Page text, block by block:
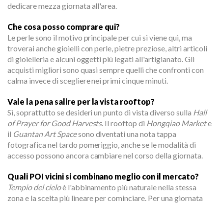
dedicare mezza giornata all'area.
Che cosa posso comprare qui?
Le perle sono il motivo principale per cui si viene qui, ma
troverai anche gioielli con perle, pietre preziose, altri articoli
di gioielleria e alcuni oggetti più legati all'artigianato. Gli
acquisti migliori sono quasi sempre quelli che confronti con
calma invece di scegliere nei primi cinque minuti.
Vale la pena salire per la vista rooftop?
Sì, soprattutto se desideri un punto di vista diverso sulla Hall
of Prayer for Good Harvests. Il rooftop di Hongqiao Markete
il Guantan Art Spacesono diventati una nota tappa
fotografica nel tardo pomeriggio, anche se le modalità di
accesso possono ancora cambiare nel corso della giornata.
Quali POI vicini si combinano meglio con il mercato?
Tempio del cieloè l'abbinamento più naturale nella stessa
zona e la scelta più lineare per cominciare. Per una giornata